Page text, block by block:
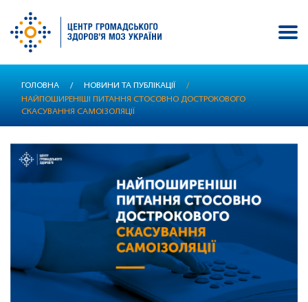
ГОЛОВНА / НОВИНИ ТА ПУБЛІКАЦІЇ
/
НАЙПОШИРЕНІШІ ПИТАННЯ СТОСОВНО ДОСТРОКОВОГО
СКАСУВАННЯ САМОІЗОЛЯЦІЇ